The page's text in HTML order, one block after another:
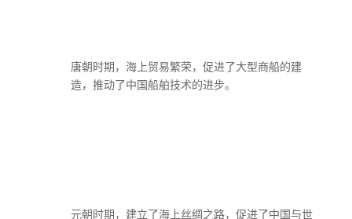
唐朝时期，海上贸易繁荣，促进了大型商船的建
造，推动了中国船舶技术的进步。
元朝时期，建立了海上丝绸之路，促进了中国与世